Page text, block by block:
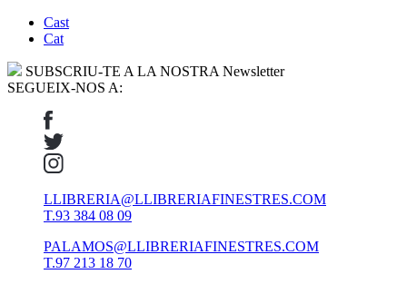
Cast
Cat
SUBSCRIU-TE A LA NOSTRA Newsletter
SEGUEIX-NOS A:
LLIBRERIA@LLIBRERIAFINESTRES.COM
T.93 384 08 09
PALAMOS@LLIBRERIAFINESTRES.COM
T.97 213 18 70